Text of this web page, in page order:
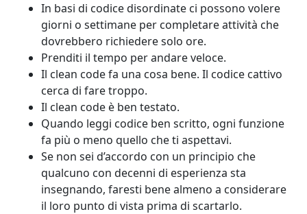
In basi di codice disordinate ci possono volere
giorni o settimane per completare attività che
dovrebbero richiedere solo ore.
Prenditi il tempo per andare veloce.
Il clean code fa una cosa bene. Il codice cattivo
cerca di fare troppo.
Il clean code è ben testato.
Quando leggi codice ben scritto, ogni funzione
fa più o meno quello che ti aspettavi.
Se non sei d’accordo con un principio che
qualcuno con decenni di esperienza sta
insegnando, faresti bene almeno a considerare
il loro punto di vista prima di scartarlo.